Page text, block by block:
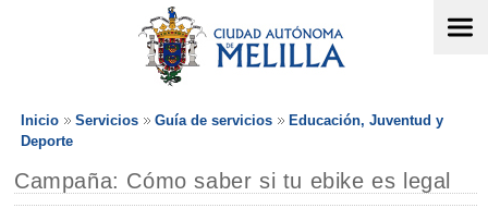
Inicio Servicios Guía de servicios
Educación, Juventud y
Deporte
Campaña: Cómo saber si tu ebike es legal